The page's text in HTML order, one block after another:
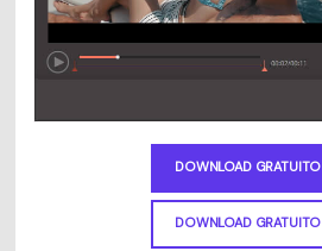
DOWNLOAD GRATUITO
DOWNLOAD GRATUITO